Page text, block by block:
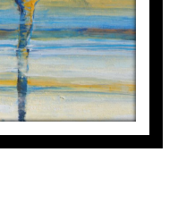
comença amb
més emocionals.
obra és una